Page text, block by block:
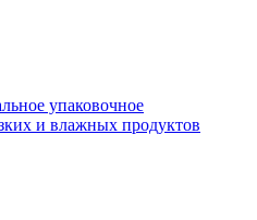
упаковочное
и влажных продуктов